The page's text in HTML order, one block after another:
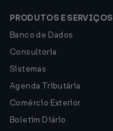
PRODUTOS E SERVIÇOS
Banco de Dados
Consultoria
Sistemas
Agenda Tributária
Comércio Exterior
Boletim Diário